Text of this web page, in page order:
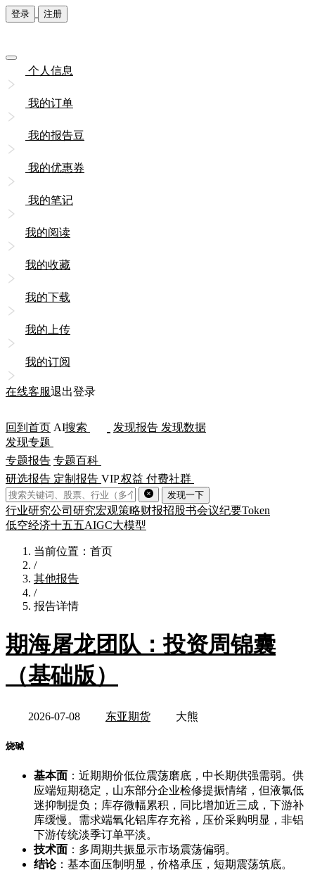
登录 注册
个人信息
我的订单
我的报告豆
我的优惠券
我的笔记
我的阅读
我的收藏
我的下载
我的上传
我的订阅
在线客服退出登录
回到首页 AI搜索 发现报告 发现数据
发现专题
专题报告 专题百科
研选报告 定制报告 VIP权益 付费社群
发现一下
行业研究公司研究宏观策略财报招股书会议纪要Token
低空经济十五五AIGC大模型
当前位置：首页
/
其他报告
/
报告详情
期海屠龙团队：投资周锦囊
（基础版）
2026-07-08 东亚期货 大熊
烧碱
基本面 ：近期期价低位震荡磨底，中长期供强需弱。供
应端短期稳定，山东部分企业检修提振情绪，但液氯低
迷抑制提负；库存微幅累积，同比增加近三成，下游补
库缓慢。需求端氧化铝库存充裕，压价采购明显，非铝
下游传统淡季订单平淡。
技术面 ：多周期共振显示市场震荡偏弱。
结论：基本面压制明显，价格承压，短期震荡筑底。